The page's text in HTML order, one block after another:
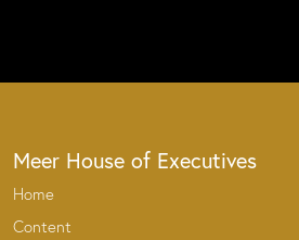
Meer House of Executives
Home
Content